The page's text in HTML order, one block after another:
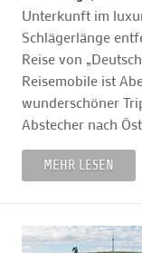
Unterkunft im
Schlägerlänge
Reise von
Reisemobile ist
wunderschöner
Abstecher nach
MEHR LESEN